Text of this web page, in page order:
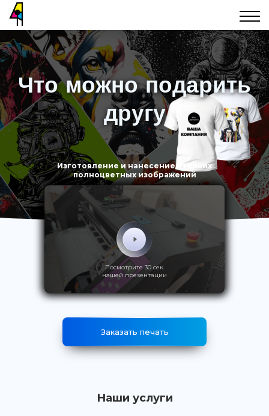
Что можно подарить
другу
Изготовление и нанесение стойких
полноцветных изображений
Посмотрите 30 сек.
нашей презентации
Заказать печать
Наши услуги